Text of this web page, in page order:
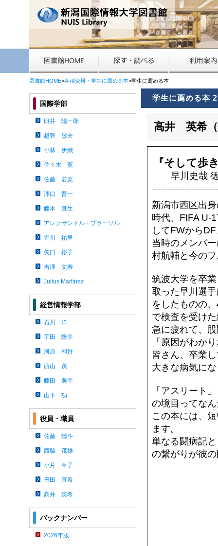
図書館HOME>各種資料・学生に薦める本>学生に薦める本
国際学部
臼井 陽一郎
越智 敏夫
小林 伊織
佐々木 寛
佐藤 若菜
澤口 晋一
藤本 直生
アレクサンドル・プラーソル
堀川 祐里
矢口 裕子
吉澤 文寿
Julius Martinez
経営情報学部
石川 洋
宇田 隆幸
河原 和好
西山 茂
藤田 美幸
山下 功
役員・職員
佐藤 陸斗
西脇 茂雄
小片 章子
丑田 直希
高井 英希
バックナンバー
2026年版
学生に薦める本
高井 英希（
『そして歩
早川史哉
新潟市西区出
時代、FIFA U-
してFWから
当時のメンバ
村航輔と今の
筑波大学を卒
取った早川選
をしたものの
で検査を受け
急に疲れて、
「原因がわか
皆さん、卒業
大きな病気に
「アスリート
の境目ってな
この本には、
ます。
単なる闘病記
の繋がりが彼